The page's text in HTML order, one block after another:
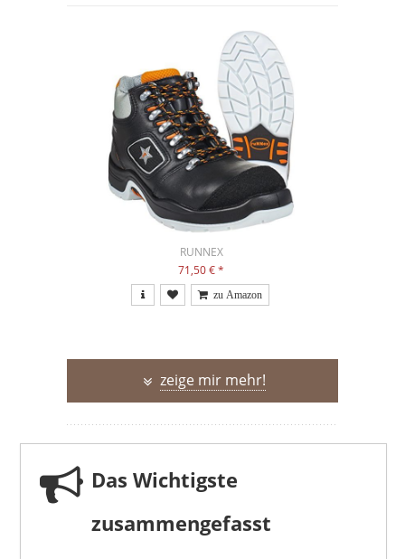
RUNNEX
71,50 €*
zeige mir mehr!
Das Wichtigste
zusammengefasst